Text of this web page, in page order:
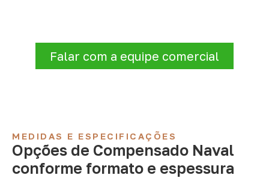
Falar com a equipe comercial
MEDIDAS E ESPECIFICAÇÕES
Opções de Compensado Naval
conforme formato e espessura